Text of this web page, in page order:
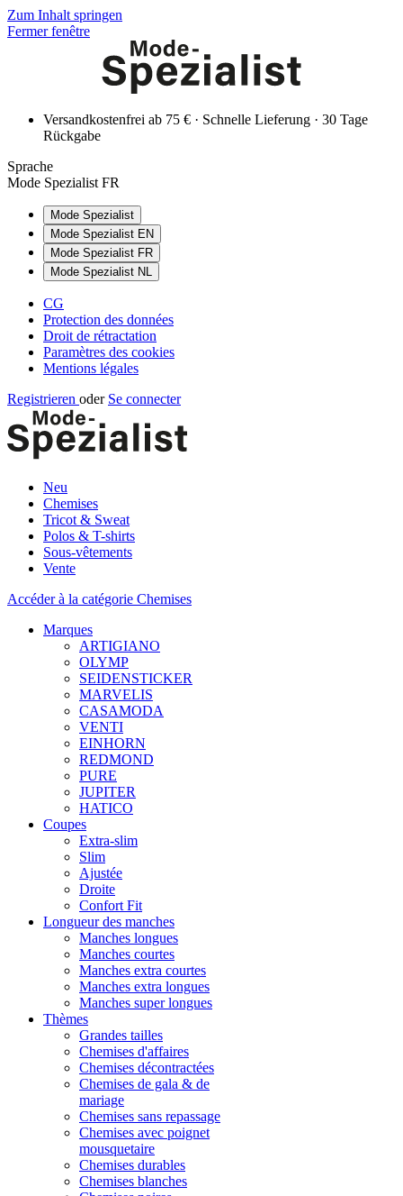
Zum Inhalt springen
Fermer fenêtre
Versandkostenfrei ab 75 € · Schnelle Lieferung · 30 Tage
Rückgabe
Sprache
Mode Spezialist FR
Mode Spezialist
Mode Spezialist EN
Mode Spezialist FR
Mode Spezialist NL
CG
Protection des données
Droit de rétractation
Paramètres des cookies
Mentions légales
Registrieren oder Se connecter
Neu
Chemises
Tricot & Sweat
Polos & T-shirts
Sous-vêtements
Vente
Accéder à la catégorie Chemises
Marques
ARTIGIANO
OLYMP
SEIDENSTICKER
MARVELIS
CASAMODA
VENTI
EINHORN
REDMOND
PURE
JUPITER
HATICO
Coupes
Extra-slim
Slim
Ajustée
Droite
Confort Fit
Longueur des manches
Manches longues
Manches courtes
Manches extra courtes
Manches extra longues
Manches super longues
Thèmes
Grandes tailles
Chemises d'affaires
Chemises décontractées
Chemises de gala & de
mariage
Chemises sans repassage
Chemises avec poignet
mousquetaire
Chemises durables
Chemises blanches